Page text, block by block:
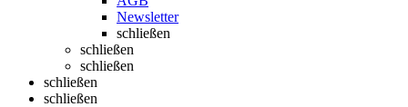
Newsletter
schließen
schließen
schließen
schließen
schließen